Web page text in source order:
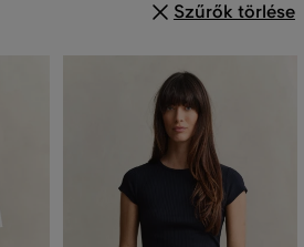
Szűrők törlése